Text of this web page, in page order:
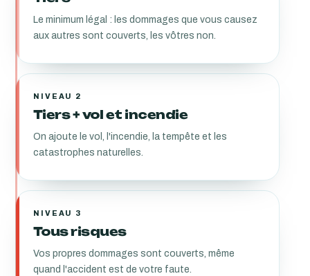
Le minimum légal : les dommages que vous causez
aux autres sont couverts, les vôtres non.
NIVEAU 2
Tiers + vol et incendie
On ajoute le vol, l'incendie, la tempête et les
catastrophes naturelles.
NIVEAU 3
Tous risques
Vos propres dommages sont couverts, même
quand l'accident est de votre faute.